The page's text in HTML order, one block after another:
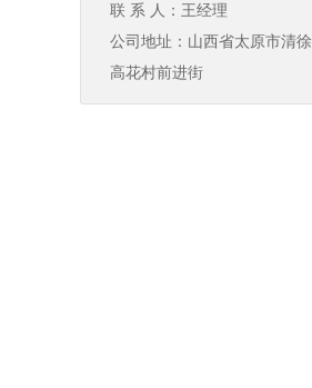
联 系 人：王经理
公司地址：山西省太原市清徐
高花村前进街